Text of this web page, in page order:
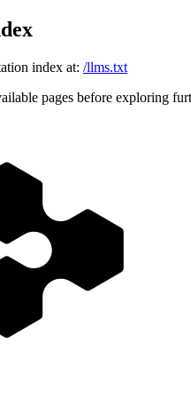
index at: /llms.txt
pages before exploring